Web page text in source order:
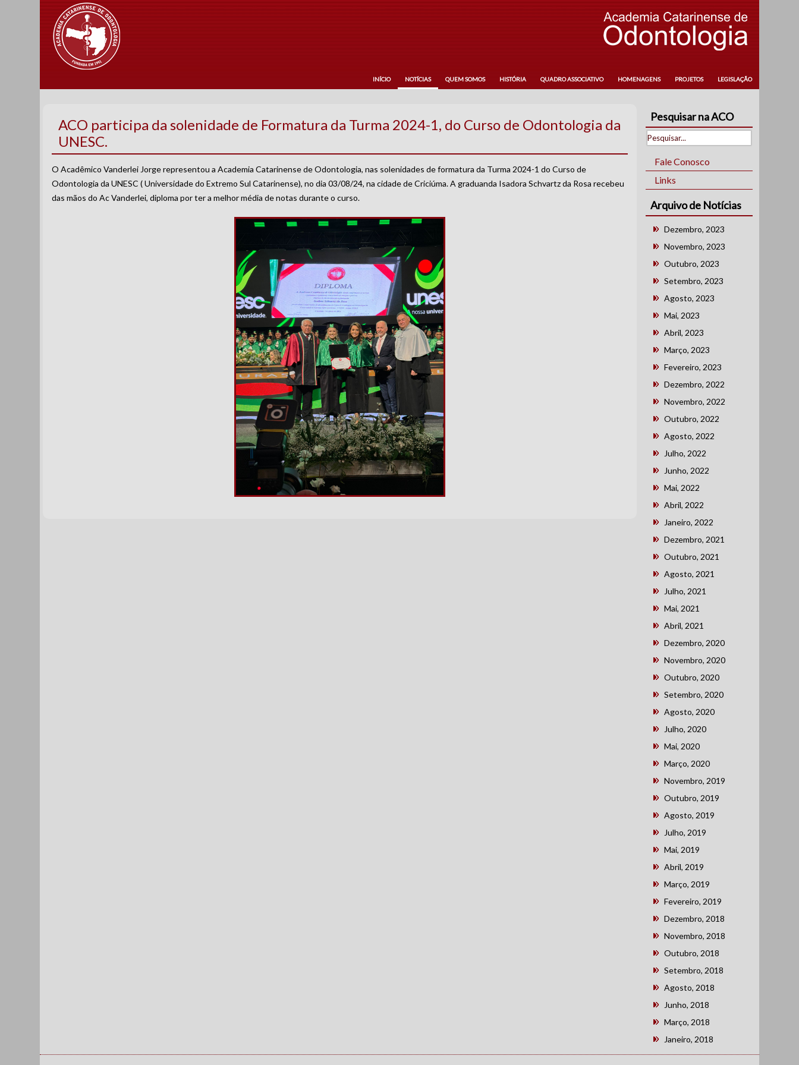
INÍCIO NOTÍCIAS QUEM SOMOS HISTÓRIA QUADRO ASSOCIATIVO HOMENAGENS PROJETOS LEGISLAÇÃO
ACO participa da solenidade de Formatura da Turma 2024-1, do Curso de Odontologia da
UNESC.
O Acadêmico Vanderlei Jorge representou a Academia Catarinense de Odontologia, nas solenidades de formatura da Turma 2024-1 do Curso de
Odontologia da UNESC ( Universidade do Extremo Sul Catarinense), no dia 03/08/24, na cidade de Criciúma. A graduanda Isadora Schvartz da Rosa recebeu
das mãos do Ac Vanderlei, diploma por ter a melhor média de notas durante o curso.
Pesquisar na ACO
Fale Conosco
Links
Arquivo de Notícias
Dezembro, 2023
Novembro, 2023
Outubro, 2023
Setembro, 2023
Agosto, 2023
Mai, 2023
Abril, 2023
Março, 2023
Fevereiro, 2023
Dezembro, 2022
Novembro, 2022
Outubro, 2022
Agosto, 2022
Julho, 2022
Junho, 2022
Mai, 2022
Abril, 2022
Janeiro, 2022
Dezembro, 2021
Outubro, 2021
Agosto, 2021
Julho, 2021
Mai, 2021
Abril, 2021
Dezembro, 2020
Novembro, 2020
Outubro, 2020
Setembro, 2020
Agosto, 2020
Julho, 2020
Mai, 2020
Março, 2020
Novembro, 2019
Outubro, 2019
Agosto, 2019
Julho, 2019
Mai, 2019
Abril, 2019
Março, 2019
Fevereiro, 2019
Dezembro, 2018
Novembro, 2018
Outubro, 2018
Setembro, 2018
Agosto, 2018
Junho, 2018
Março, 2018
Janeiro, 2018